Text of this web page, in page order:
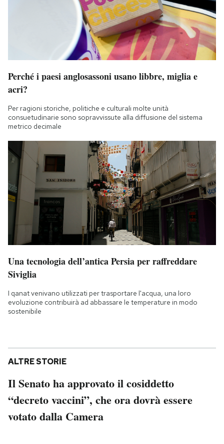
Perché i paesi anglosassoni usano libbre, miglia e
acri?
Per ragioni storiche, politiche e culturali molte unità
consuetudinarie sono sopravvissute alla diffusione del sistema
metrico decimale
Una tecnologia dell’antica Persia per raffreddare
Siviglia
I qanat venivano utilizzati per trasportare l'acqua, una loro
evoluzione contribuirà ad abbassare le temperature in modo
sostenibile
ALTRE STORIE
Il Senato ha approvato il cosiddetto
“decreto vaccini”, che ora dovrà essere
votato dalla Camera